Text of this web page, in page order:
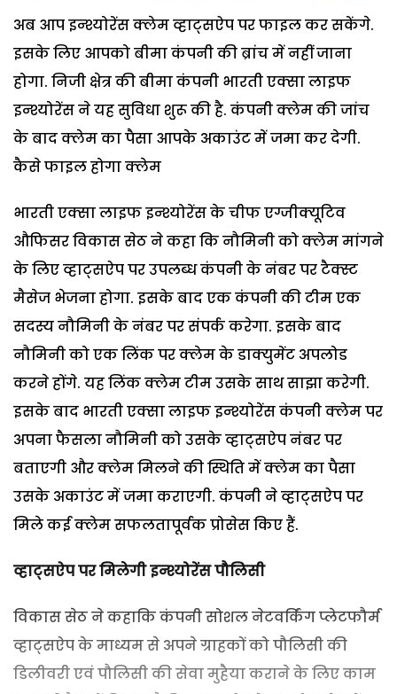
अब आप इन्श्योरेंस क्लेम व्हाट्सऐप पर फाइल कर सकेंगे.
इसके लिए आपको बीमा कंपनी की ब्रांच में नहीं जाना
होगा. निजी क्षेत्र की बीमा कंपनी भारती एक्सा लाइफ
इन्श्योरेंस ने यह सुविधा शुरू की है. कंपनी क्लेम की जांच
के बाद क्लेम का पैसा आपके अकाउंट में जमा कर देगी.
कैसे फाइल होगा क्लेम
भारती एक्सा लाइफ इन्श्योरेंस के चीफ एग्जीक्यूटिव
औफिसर विकास सेठ ने कहा कि नौमिनी को क्लेम मांगने
के लिए व्हाट्सऐप पर उपलब्ध कंपनी के नंबर पर टैक्स्ट
मैसेज भेजना होगा. इसके बाद एक कंपनी की टीम एक
सदस्य नौमिनी के नंबर पर संपर्क करेगा. इसके बाद
नौमिनी को एक लिंक पर क्लेम के डाक्युमेंट अपलोड
करने होंगे. यह लिंक क्लेम टीम उसके साथ साझा करेगी.
इसके बाद भारती एक्सा लाइफ इन्श्योरेंस कंपनी क्लेम पर
अपना फैसला नौमिनी को उसके व्हाट्सऐप नंबर पर
बताएगी और क्लेम मिलने की स्थिति में क्लेम का पैसा
उसके अकाउंट में जमा कराएगी. कंपनी ने व्हाट्सऐप पर
मिले कई क्लेम सफलतापूर्वक प्रोसेस किए हैं.
व्हाट्सऐप पर मिलेगी इन्श्योरेंस पौलिसी
विकास सेठ ने कहाकि कंपनी सोशल नेटवर्किंग प्लेटफौर्म
व्हाट्सऐप के माध्यम से अपने ग्राहकों को पौलिसी की
डिलीवरी एवं पौलिसी की सेवा मुहैया कराने के लिए काम